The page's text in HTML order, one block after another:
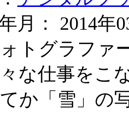
月： 2014年
トグラファ
な仕事をこ
か「雪」の